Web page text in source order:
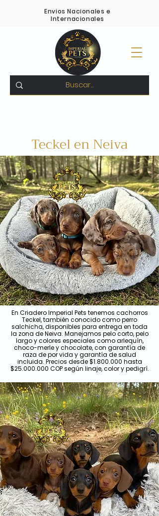
Envios Nacionales e
Internacionales
Teckel en Neiva
En Criadero Imperial Pets tenemos cachorros
Teckel, también conocido como perro
salchicha, disponibles para entrega en toda
la zona de Neiva. Manejamos pelo corto, pelo
largo y colores especiales como arlequín,
choco-merle y chocolate, con garantía de
raza de por vida y garantía de salud
incluida. Precios desde $1.800.000 hasta
$25.000.000 COP según linaje, color y pedigrí.